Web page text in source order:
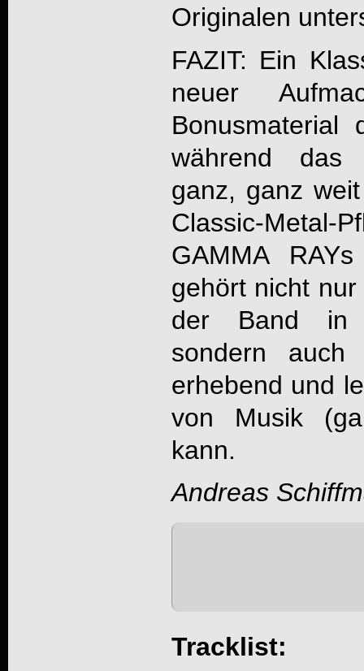
Originalen
FAZIT: Ein
neuer
Bonusmaterial
während das
ganz, ganz
Classic-
GAMMA RAYs
gehört nicht
der Band in
sondern
erhebend und
von Musik
kann.
Andreas
Tracklist: